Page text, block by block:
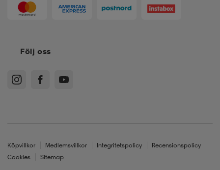
Följ oss
Köpvillkor Medlemsvillkor Integritetspolicy
Recensionspolicy
Cookies
Sitemap